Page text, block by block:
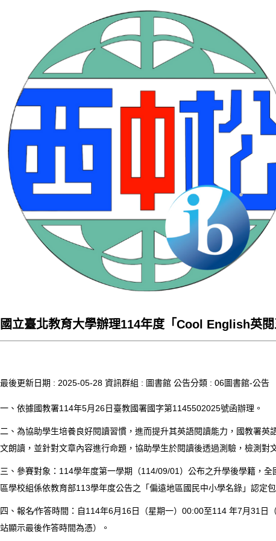
國立臺北教育大學辦理114年度「Cool English英
最後更新日期 : 2025-05-28 資訊群組 : 圖書館 公告分類 : 06圖書館-公告
一、依據國教署114年5月26日臺教國署國字第1145502025號函辦理。
二、為協助學生培養良好閱讀習慣，進而提升其英語閱讀能力，國教署
文朗讀，並針對文章內容進行命題，協助學生於閱讀後透過測驗，檢測
三、參賽對象：114學年度第一學期（114/09/01）公布之升學後學籍，
區學校組係依教育部113學年度公告之「偏遠地區國民中小學名錄」認定
四、報名∕作答時間：自114年6月16日（星期一）00:00至114 年7月31
站顯示最後作答時間為憑）。